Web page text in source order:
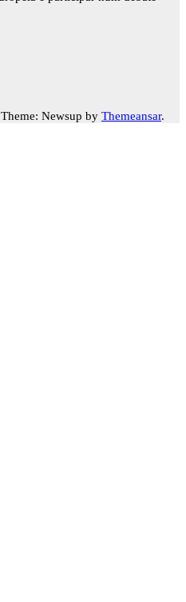
Theme: Newsup by Themeansar.